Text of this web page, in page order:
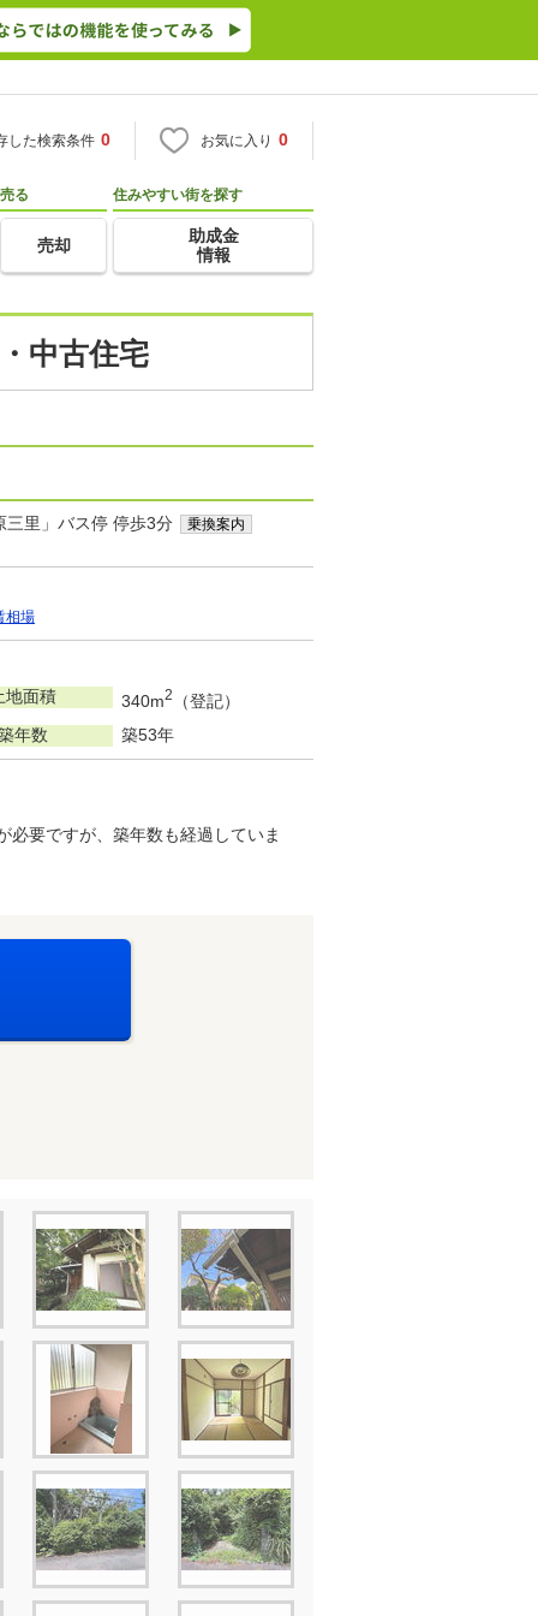
した検索条件 0 お気に入り 0
売る
売却
住みやすい街を探す
助成金
情報
中古住宅
里」バス停 停歩3分 乗換案内
相場
地面積 340m2
（登記）
年数
築53年
要ですが、築年数も経過していま